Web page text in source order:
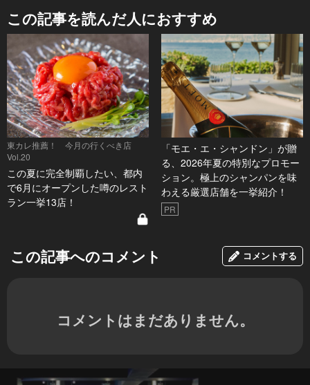
この記事を読んだ人におすすめ
東カレ推薦！ 今月の行くべき店
Vol.20
この夏に完全制覇したい、都内
で6月にオープンした噂のレスト
ラン一挙13店！
「モエ・エ・シャンドン」が贈
る、2026年夏の特別なプロモー
ション。極上のシャンパンを味
わえる厳選店舗を一挙紹介！
PR
この記事へのコメント コメントする
コメントはまだありません。